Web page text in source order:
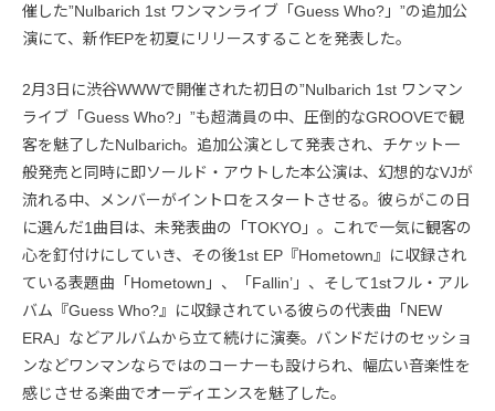
催した”Nulbarich 1st ワンマンライブ「Guess Who?」”の追加公
演にて、新作EPを初夏にリリースすることを発表した。
2月3日に渋谷WWWで開催された初日の”Nulbarich 1st ワンマン
ライブ「Guess Who?」”も超満員の中、圧倒的なGROOVEで観
客を魅了したNulbarich。追加公演として発表され、チケット一
般発売と同時に即ソールド・アウトした本公演は、幻想的なVJが
流れる中、メンバーがイントロをスタートさせる。彼らがこの日
に選んだ1曲目は、未発表曲の「TOKYO」。これで一気に観客の
心を釘付けにしていき、その後1st EP『Hometown』に収録され
ている表題曲「Hometown」、「Fallin’」、そして1stフル・アル
バム『Guess Who?』に収録されている彼らの代表曲「NEW
ERA」などアルバムから立て続けに演奏。バンドだけのセッショ
ンなどワンマンならではのコーナーも設けられ、幅広い音楽性を
感じさせる楽曲でオーディエンスを魅了した。